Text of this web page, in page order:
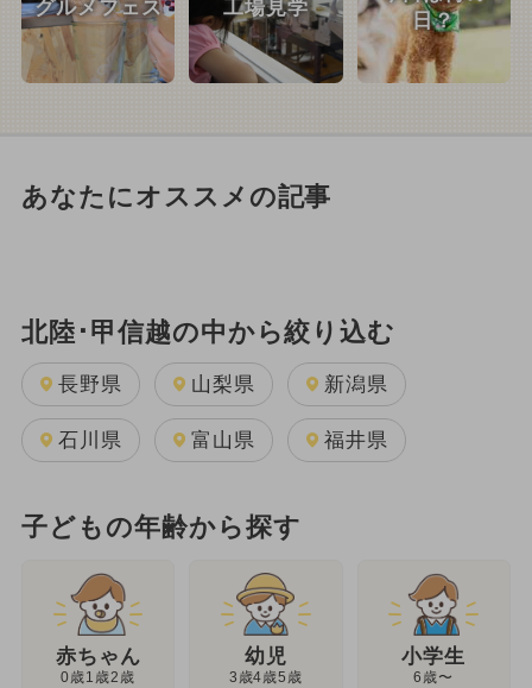
グルメフェス 工場見学
日？
あなたにオススメの記事
北陸･甲信越の中から絞り込む
長野県 山梨県 新潟県
石川県 富山県 福井県
子どもの年齢から探す
赤ちゃん
0歳1歳2歳
幼児
3歳4歳5歳
小学生
6歳〜